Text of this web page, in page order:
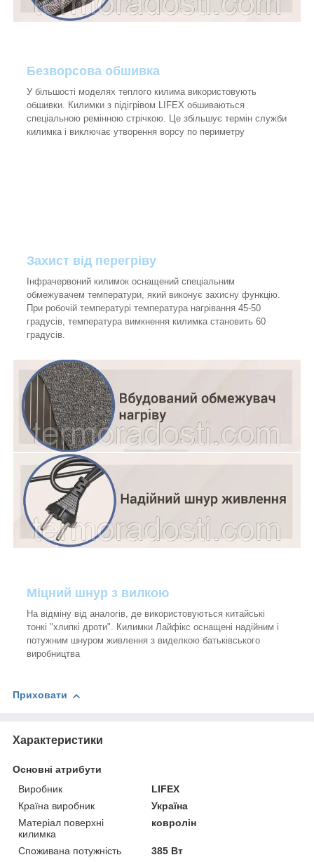
Безворсова обшивка
У більшості моделях теплого килима використовують
обшивки. Килимки з підігрівом LIFEX обшиваються
спеціальною ремінною стрічкою. Це збільшує термін служби
килимка і виключає утворення ворсу по периметру
Захист від перегріву
Інфрачервоний килимок оснащений спеціальним
обмежувачем температури, який виконує захисну функцію.
При робочій температурі температура нагрівання 45-50
градусів, температура вимкнення килимка становить 60
градусів.
Міцний шнур з вилкою
На відміну від аналогів, де використовуються китайські
тонкі "хлипкі дроти". Килимки Лайфікс оснащені надійним і
потужним шнуром живлення з виделкою батьківського
виробництва
Приховати
Характеристики
Основні атрибути
Виробник
LIFEX
Країна виробник
Україна
Матеріал поверхні
килимка
ковролін
Споживана потужність
385 Вт